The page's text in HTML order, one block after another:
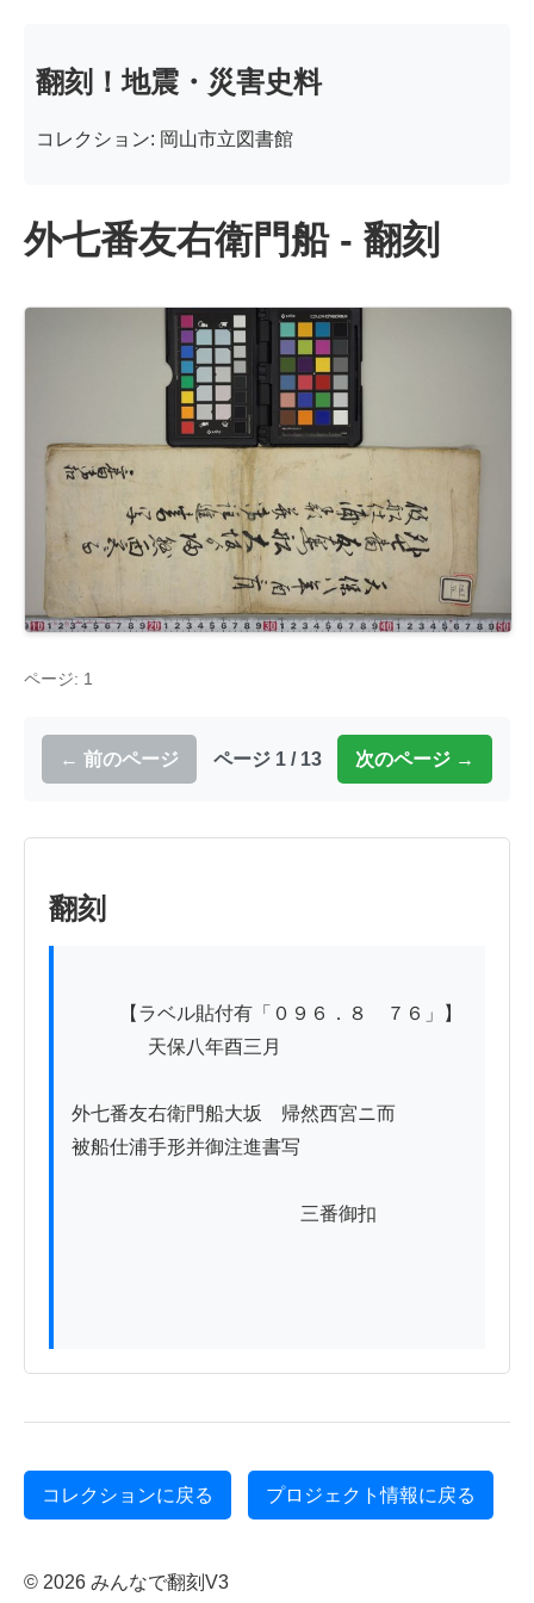
翻刻！地震・災害史料
コレクション: 岡山市立図書館
外七番友右衛門船 - 翻刻
ページ: 1
← 前のページ ページ 1 / 13 次のページ →
翻刻
天保八年酉三月
外七番友右衛門船大坂ゟ帰然西宮ニ而
被船仕浦手形并御注進書写
三番御扣
コレクションに戻る プロジェクト情報に戻る
© 2026 みんなで翻刻V3